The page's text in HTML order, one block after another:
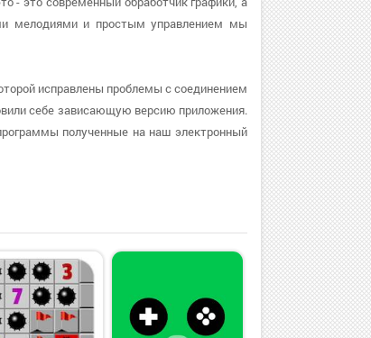
мелодиями и простым управлением мы
исправлены проблемы с соединением
себе зависающую версию приложения.
полученные на наш электронный